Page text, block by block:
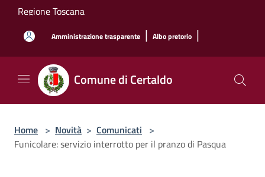
Salta al contenuto principale
Regione Toscana
Amministrazione trasparente | Albo pretorio |
Comune di Certaldo
Home > Novità > Comunicati >
Funicolare: servizio interrotto per il pranzo di Pasqua